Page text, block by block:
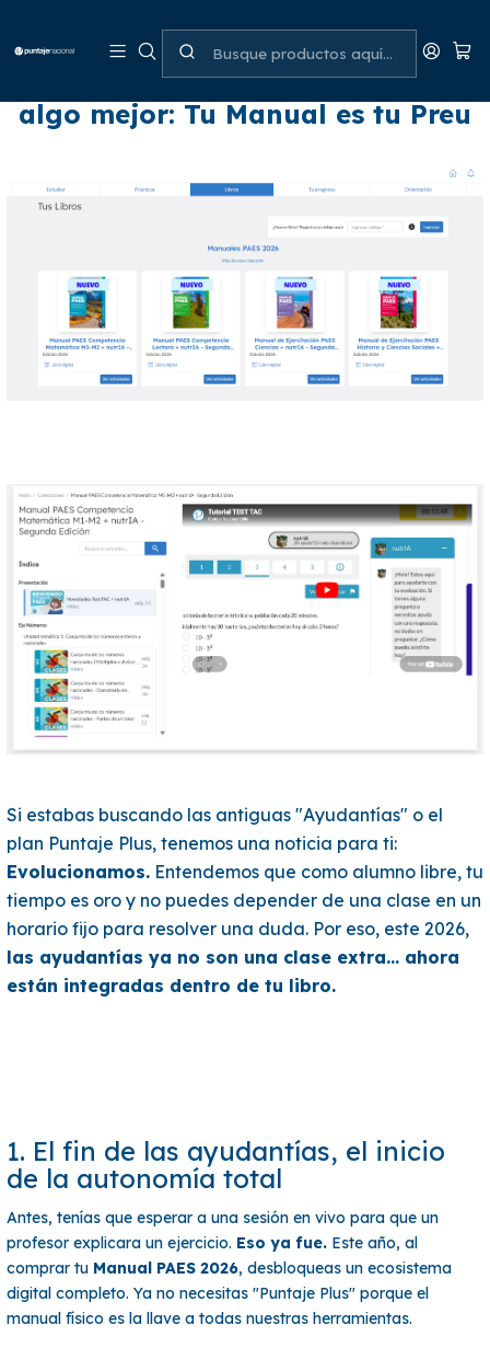
¿BUSCANDO PUNTAJE PLUS?
El 2026 lo hemos transformado en
algo mejor: Tu Manual es tu Preu
Si estabas buscando las antiguas "Ayudantías" o el
plan Puntaje Plus, tenemos una noticia para ti:
Evolucionamos. Entendemos que como alumno libre, tu
tiempo es oro y no puedes depender de una clase en un
horario fijo para resolver una duda. Por eso, este 2026,
las ayudantías ya no son una clase extra... ahora
están integradas dentro de tu libro.
1. El fin de las ayudantías, el inicio
de la autonomía total
Antes, tenías que esperar a una sesión en vivo para que un
profesor explicara un ejercicio. Eso ya fue. Este año, al
comprar tu Manual PAES 2026, desbloqueas un ecosistema
digital completo. Ya no necesitas "Puntaje Plus" porque el
manual físico es la llave a todas nuestras herramientas.